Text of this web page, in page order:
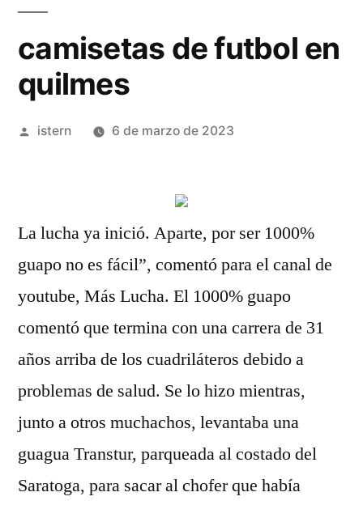
camisetas de futbol en
quilmes
Publicado
istern 6 de marzo de 2023
La lucha ya inició. Aparte, por ser 1000%
guapo no es fácil”, comentó para el canal de
youtube, Más Lucha. El 1000% guapo
comentó que termina con una carrera de 31
años arriba de los cuadriláteros debido a
problemas de salud. Se lo hizo mientras,
junto a otros muchachos, levantaba una
guagua Transtur, parqueada al costado del
Saratoga, para sacar al chofer que había